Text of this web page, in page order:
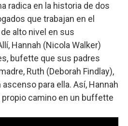
radica en la historia de dos
que trabajan en el
alto nivel en sus
Hannah (Nicola Walker)
bufette que sus padres
Ruth (Deborah Findlay),
para ella. Así, Hannah
camino en un buffette